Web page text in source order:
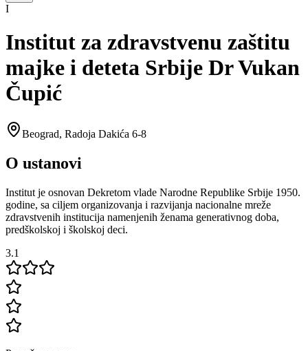
I
Institut za zdravstvenu zaštitu
majke i deteta Srbije Dr Vukan
Čupić
Beograd, Radoja Dakića 6-8
O ustanovi
Institut je osnovan Dekretom vlade Narodne Republike Srbije 1950.
godine, sa ciljem organizovanja i razvijanja nacionalne mreže
zdravstvenih institucija namenjenih ženama generativnog doba,
predškolskoj i školskoj deci.
3.1